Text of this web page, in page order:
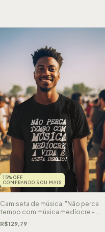
15% OFF
COMPRANDO 3 OU MAIS
Camiseta de música: "Não perca
tempo com música medíocre - a
vida é curta demais!"
R$129,79